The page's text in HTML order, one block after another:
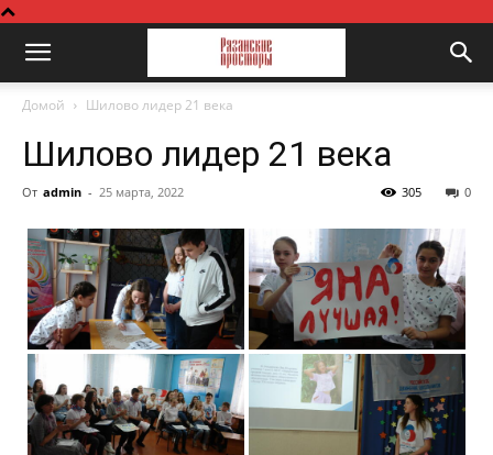
Домой Шилово лидер 21 века
Шилово лидер 21 века
От admin - 25 марта, 2022 0
305